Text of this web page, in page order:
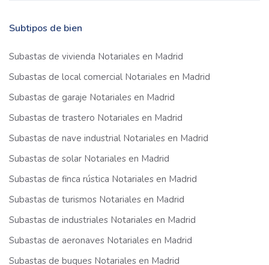
Subtipos de bien
Subastas de vivienda Notariales en Madrid
Subastas de local comercial Notariales en Madrid
Subastas de garaje Notariales en Madrid
Subastas de trastero Notariales en Madrid
Subastas de nave industrial Notariales en Madrid
Subastas de solar Notariales en Madrid
Subastas de finca rústica Notariales en Madrid
Subastas de turismos Notariales en Madrid
Subastas de industriales Notariales en Madrid
Subastas de aeronaves Notariales en Madrid
Subastas de buques Notariales en Madrid